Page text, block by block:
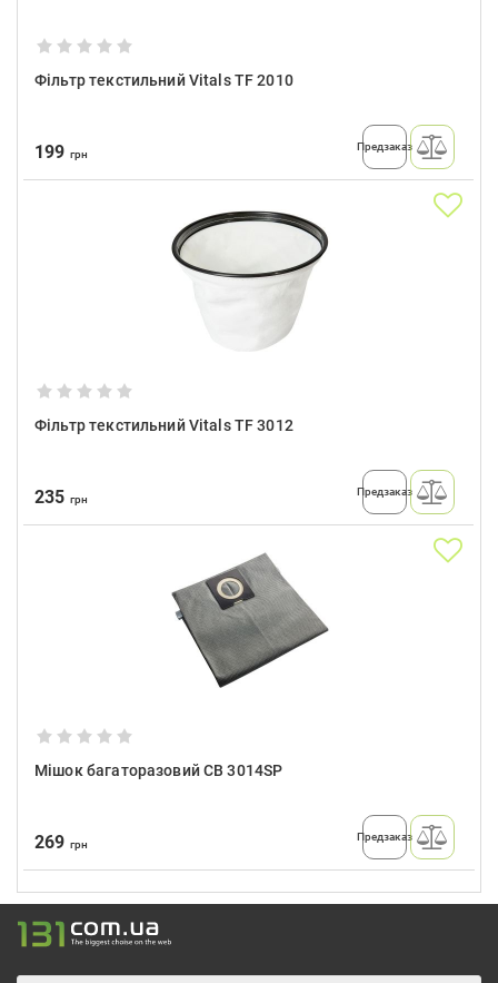
Фільтр текстильний Vitals TF 2010
199 грн
Предзаказ
Фільтр текстильний Vitals TF 3012
235 грн
Предзаказ
Мішок багаторазовий CB 3014SP
269 грн
Предзаказ